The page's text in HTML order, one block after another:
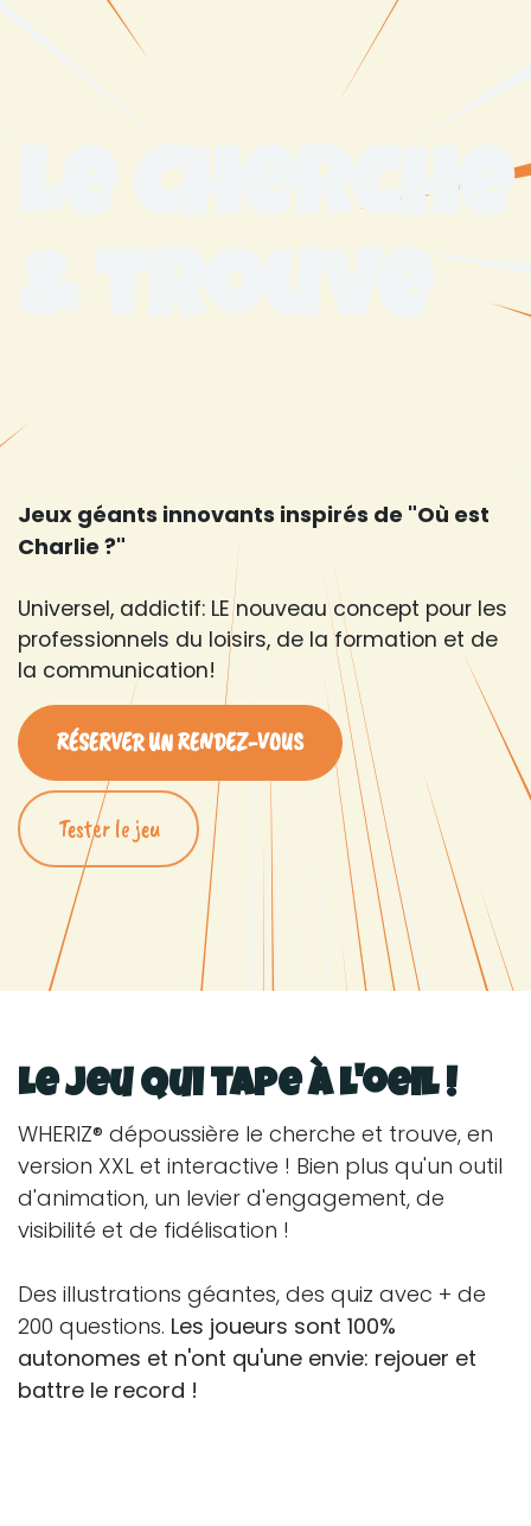
Le Cherche
Jeux géants innovants inspirés de "Où est
Charlie ?"
Universel, addictif: LE nouveau concept pour les
professionnels du loisirs, de la formation et de
la communication!
RÉSERVER UN RENDEZ-VOUS
Tester le jeu
Le jeu qui tape à l'oeil !
WHERIZ® dépoussière le cherche et trouve, en
version XXL et interactive ! Bien plus qu'un outil
d'animation, un levier d'engagement, de
visibilité et de fidélisation !
Des illustrations géantes, des quiz avec + de
200 questions. Les joueurs sont 100%
autonomes et n'ont qu'une envie: rejouer et
battre le record !